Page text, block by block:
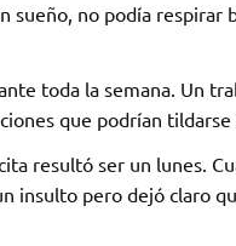
sueño, no podía respirar
toda la semana. Un
que podrían
resultó ser un lunes.
insulto pero dejó claro